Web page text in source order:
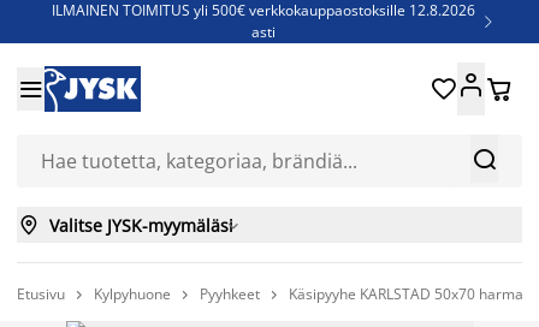
ILMAINEN TOIMITUS yli 500€ verkkokauppaostoksille 12.8.2026
asti

Jenkkisänkyjä - Säästä jopa 60%


 
 Valitse JYSK-myymäläsi
Etusivu  Kylpyhuone  Pyyhkeet  Käsipyyhe KARLSTAD 50x70 harmaa